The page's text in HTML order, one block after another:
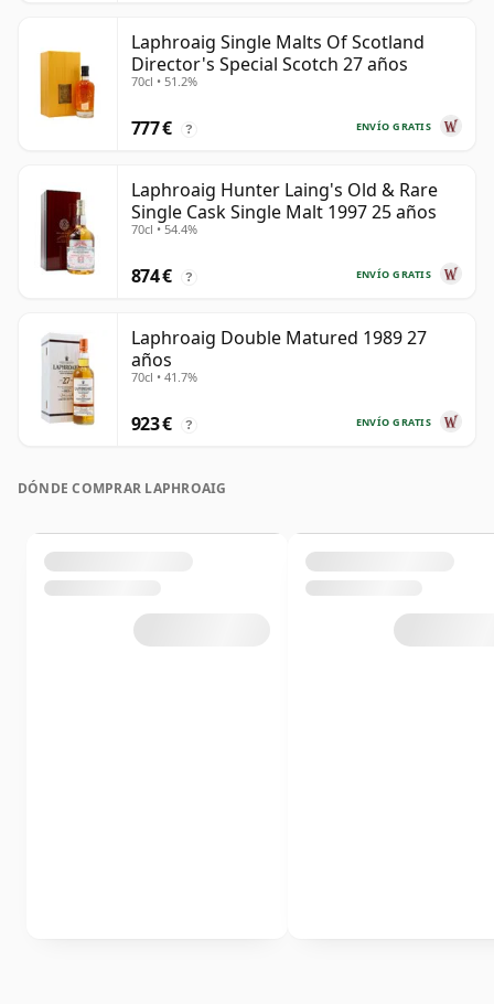
Laphroaig Single Malts Of Scotland
Director's Special Scotch 27 años
70cl • 51.2%
ENVÍO GRATIS
777 € ?
Laphroaig Hunter Laing's Old & Rare
Single Cask Single Malt 1997 25 años
70cl • 54.4%
ENVÍO GRATIS
874 € ?
Laphroaig Double Matured 1989 27
años
70cl • 41.7%
ENVÍO GRATIS
923 € ?
DÓNDE COMPRAR LAPHROAIG